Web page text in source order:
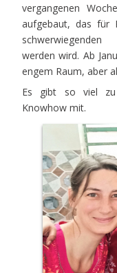
vergangenen
aufgebaut, das für
werden wird. Ab
engem Raum, aber
Es gibt so viel zu
Knowhow mit.